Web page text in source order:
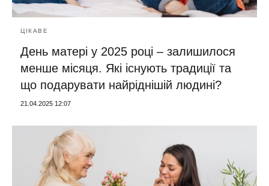
ЦІКАВЕ
День матері у 2025 році – залишилося
менше місяця. Які існують традиції та
що подарувати найріднішій людині?
21.04.2025 12:07